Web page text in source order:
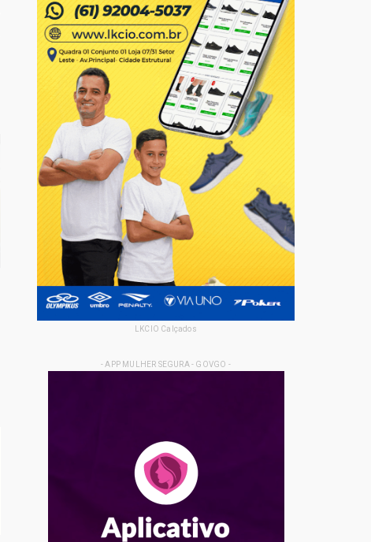
LKCIO Calçados
- APP MULHER SEGURA - GOVGO -